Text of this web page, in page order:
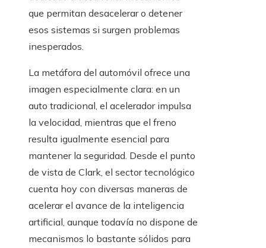
que permitan desacelerar o detener
esos sistemas si surgen problemas
inesperados.
La metáfora del automóvil ofrece una
imagen especialmente clara: en un
auto tradicional, el acelerador impulsa
la velocidad, mientras que el freno
resulta igualmente esencial para
mantener la seguridad. Desde el punto
de vista de Clark, el sector tecnológico
cuenta hoy con diversas maneras de
acelerar el avance de la inteligencia
artificial, aunque todavía no dispone de
mecanismos lo bastante sólidos para